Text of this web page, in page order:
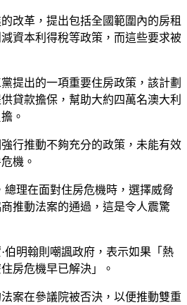
改革，提出包括全國範圍內的房租
資本利得稅等政策，而這些要求被
提出的一項重要住房政策，該計劃
貸款擔保，幫助大約四萬名澳大利
。
行推動不夠充分的政策，未能有效
機。
總理在面對住房危機時，選擇威脅
推動法案的通過，這是令人震驚
伯明翰則嘲諷政府，表示如果「熱
房危機早已解決」。
案在參議院被否決，以便推動雙重